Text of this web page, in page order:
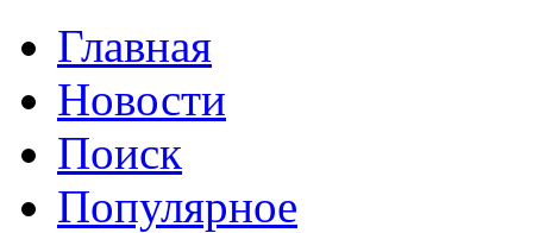
Главная
Новости
Поиск
Популярное